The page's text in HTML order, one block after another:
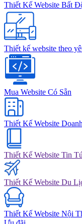
Thiết Kế Website Bất
Thiết kế website theo
Mua Website Có Sẵn
Thiết Kế Website
Thiết Kế Website Tin
Thiết Kế Website Du
Thiết Kế Website Nội